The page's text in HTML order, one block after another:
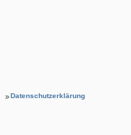
Datenschutzerklärung